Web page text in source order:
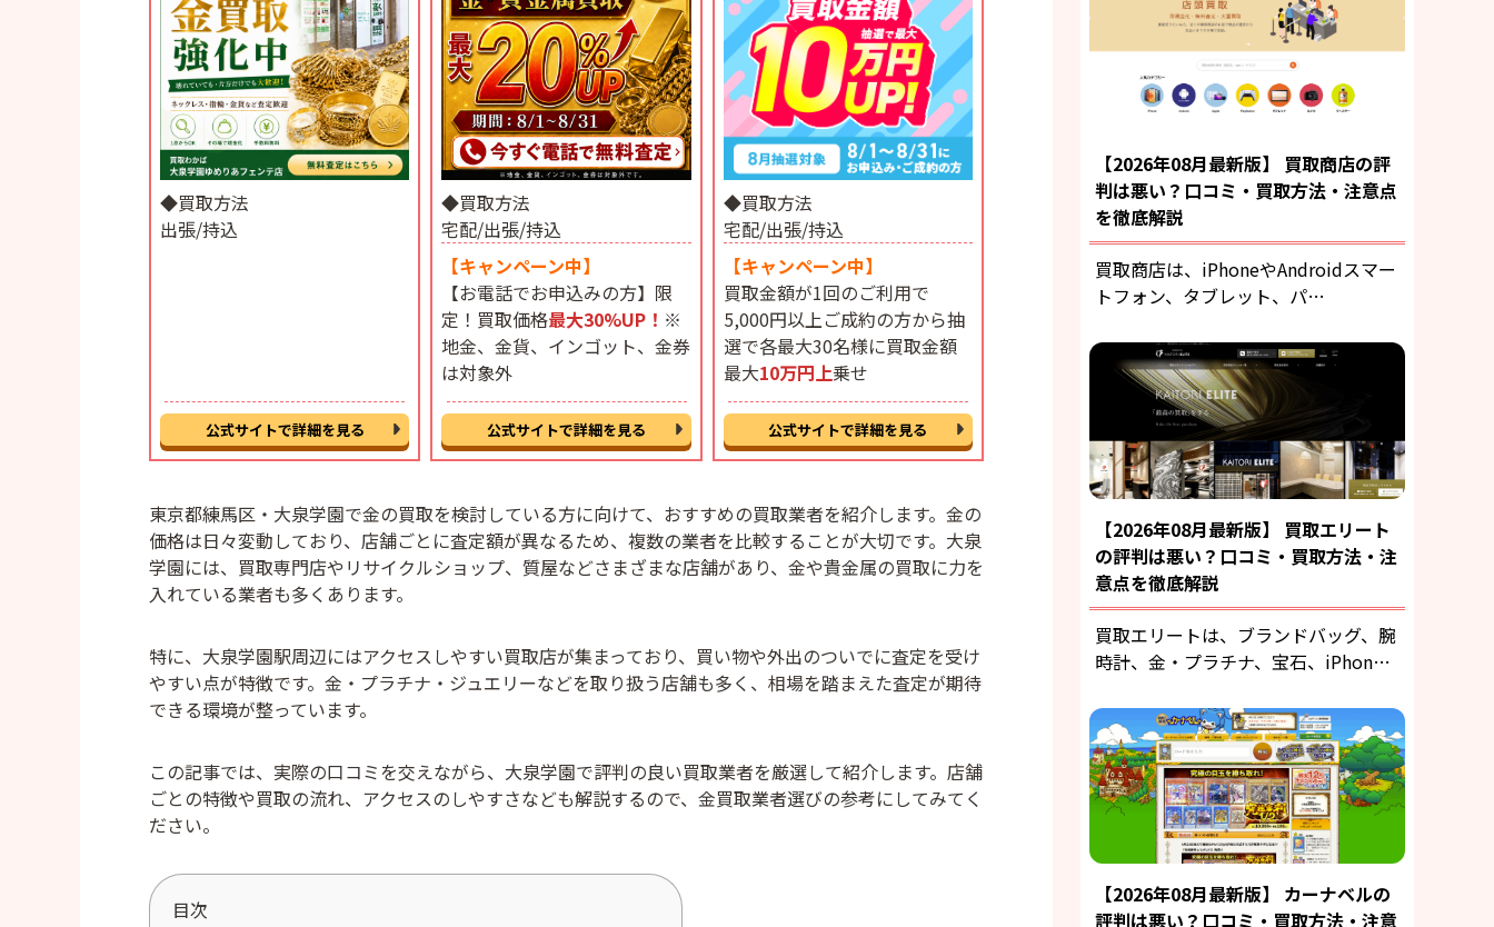
◆買取方法
出張/持込
公式サイトで詳細を見る
◆買取方法
宅配/出張/持込
【キャンペーン中】
【お電話でお申込みの方】限
定！買取価格最大30%UP！ ※
地金、金貨、インゴット、金券
は対象外
公式サイトで詳細を見る
◆買取方法
宅配/出張/持込
【キャンペーン中】
買取金額が1回のご利用で
5,000円以上ご成約の方から抽
選で各最大30名様に買取金額
最大10万円上乗せ
公式サイトで詳細を見る
東京都練馬区・大泉学園で金の買取を検討している方に向けて、おすすめの買取業者を紹介します。金の
価格は日々変動しており、店舗ごとに査定額が異なるため、複数の業者を比較することが大切です。大泉
学園には、買取専門店やリサイクルショップ、質屋などさまざまな店舗があり、金や貴金属の買取に力を
入れている業者も多くあります。
特に、大泉学園駅周辺にはアクセスしやすい買取店が集まっており、買い物や外出のついでに査定を受け
やすい点が特徴です。金・プラチナ・ジュエリーなどを取り扱う店舗も多く、相場を踏まえた査定が期待
できる環境が整っています。
この記事では、実際の口コミを交えながら、大泉学園で評判の良い買取業者を厳選して紹介します。店舗
ごとの特徴や買取の流れ、アクセスのしやすさなども解説するので、金買取業者選びの参考にしてみてく
ださい。
目次
【2026年08月最新版】 買取商店の評
判は悪い？口コミ・買取方法・注意点
を徹底解説
買取商店は、iPhoneやAndroidスマー
トフォン、タブレット、パ…
【2026年08月最新版】 買取エリート
の評判は悪い？口コミ・買取方法・注
意点を徹底解説
買取エリートは、ブランドバッグ、腕
時計、金・プラチナ、宝石、iPhon…
【2026年08月最新版】 カーナベルの
評判は悪い？口コミ・買取方法・注意